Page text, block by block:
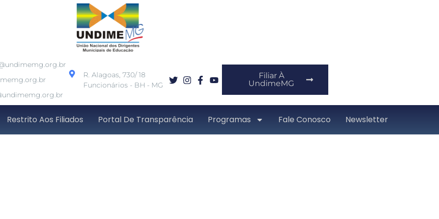
R. Alagoas, 730/ 18
Funcionários - BH - MG
Filiar À
UndimeMG
Restrito Aos Filiados Portal De Transparência Programas Fale Conosco Newsletter